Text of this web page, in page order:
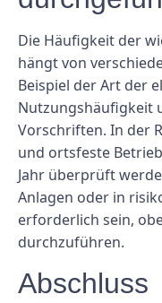
Die Häufigkeit der
hängt von
Beispiel der Art der
Nutzungshäufigkeit
Vorschriften. In der
und ortsfeste
Jahr überprüft
Anlagen oder in
erforderlich sein,
durchzuführen.
Abschluss